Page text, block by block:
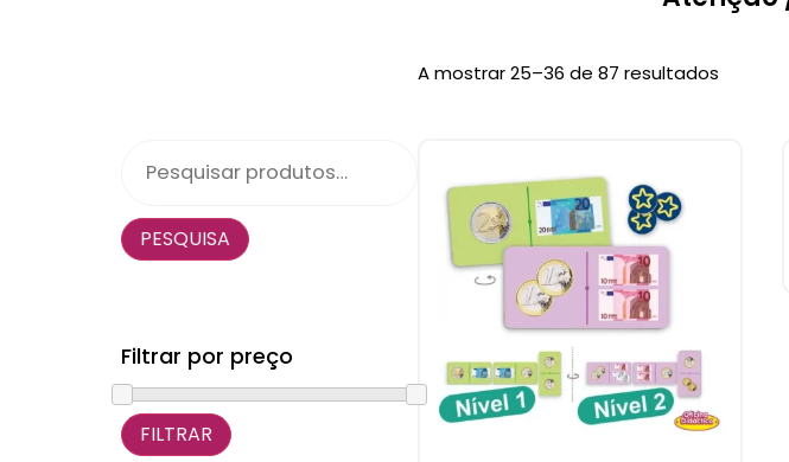
PESQUISA
Filtrar por preço
FILTRAR
A mostrar 25–36 de 87 resultados